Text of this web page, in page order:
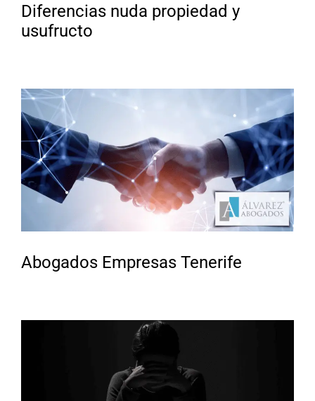
Diferencias nuda propiedad y
usufructo
Abogados Empresas Tenerife